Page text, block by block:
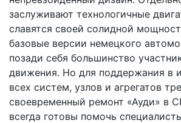
заслуживают технологичные
славятся своей солидной
базовые версии немецкого
позади себя большинство
движения. Но для поддержания в
всех систем, узлов и агрегатов
своевременный ремонт «Ауди» в
всегда готовы помочь